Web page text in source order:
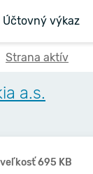
Účtovný výkaz
Strana aktív
a.s.
veľkosť 695 KB